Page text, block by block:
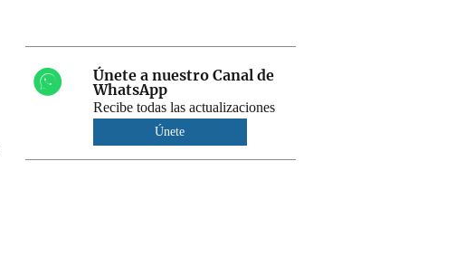
Únete a nuestro Canal de
WhatsApp
Recibe todas las actualizaciones
Únete